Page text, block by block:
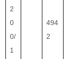
2
0
0/
1
494
2